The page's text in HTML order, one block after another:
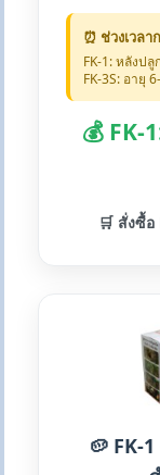
⏰ ช่วงเวลา
FK-1: หลังปลู
FK-3S: อายุ
💰 FK-
🛒 สั่งซื้อ
🥔 FK-